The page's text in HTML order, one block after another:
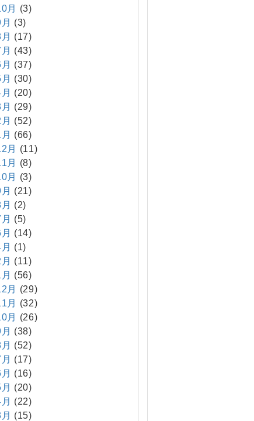
月
(3)
(3)
(17)
(43)
(37)
(30)
(20)
(29)
(52)
(66)
月
(11)
月
(8)
月
(3)
(21)
(2)
(5)
(14)
(1)
(11)
(56)
月
(29)
月
(32)
月
(26)
(38)
(52)
(17)
(16)
(20)
(22)
(15)